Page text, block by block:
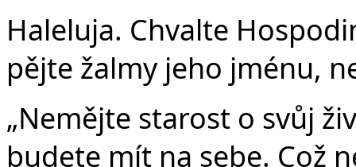
Haleluja. Chvalte
pějte žalmy jeho jménu,
„Nemějte starost o svůj
budete mít na sebe. Což